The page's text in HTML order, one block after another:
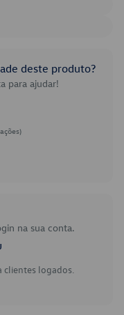
deste produto?
para ajudar!
na sua conta.
clientes logados.